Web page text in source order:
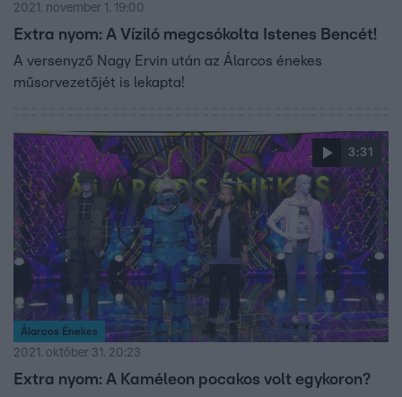
2021. november 1. 19:00
Extra nyom: A Víziló megcsókolta Istenes Bencét!
A versenyző Nagy Ervin után az Álarcos énekes
műsorvezetőjét is lekapta!
3:31
Álarcos Énekes
2021. október 31. 20:23
Extra nyom: A Kaméleon pocakos volt egykoron?